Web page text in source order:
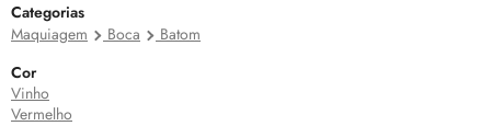
Categorias
Maquiagem
Boca
Batom
Cor
Vinho
Vermelho